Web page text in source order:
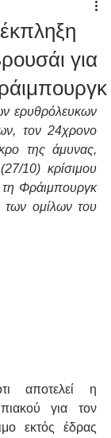
για
ερυθρόλευκων
τον 24χρονο
της άμυνας,
10) κρίσιμου
Φράιμπουργκ
των ομίλων του
αποτελεί η
για τον
εκτός έδρας